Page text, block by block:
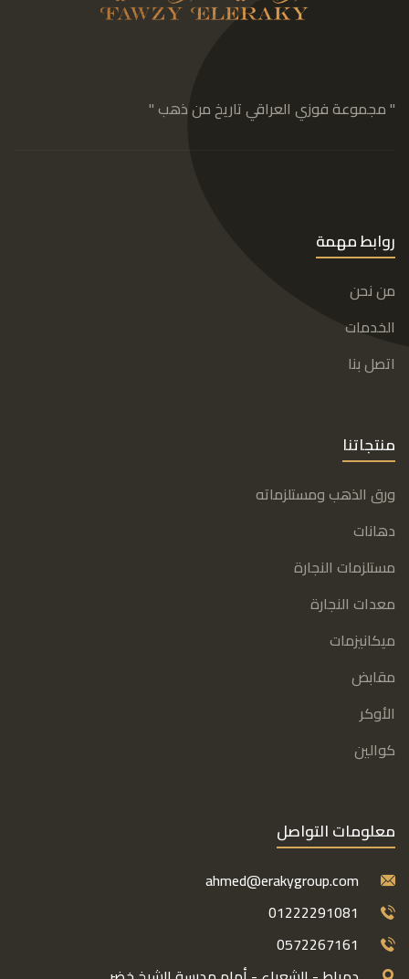
" مجموعة فوزي العراقي تاريخ من ذهب "
روابط مهمة
من نحن
الخدمات
اتصل بنا
منتجاتنا
ورق الذهب ومستلزماته
دهانات
مستلزمات النجارة
معدات النجارة
ميكانيزمات
مقابض
الأوكر
كوالين
معلومات التواصل
ahmed@erakygroup.com
01222291081
0572267161